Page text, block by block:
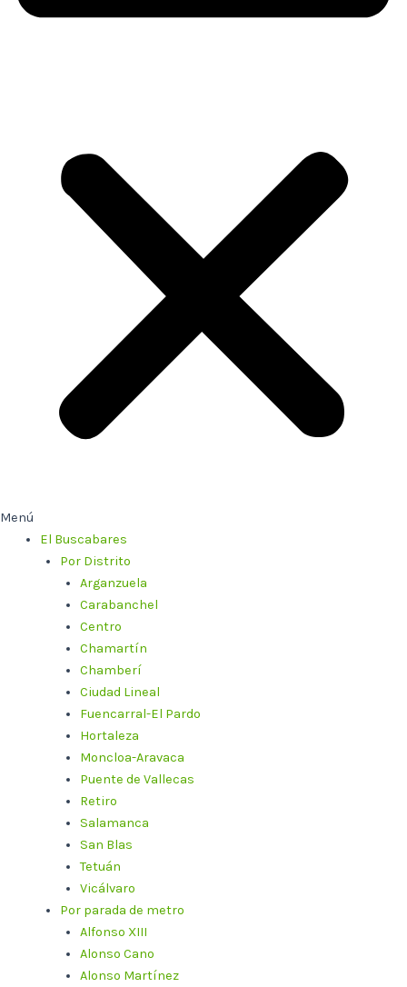
Menú
El Buscabares
Por Distrito
Arganzuela
Carabanchel
Centro
Chamartín
Chamberí
Ciudad Lineal
Fuencarral-El Pardo
Hortaleza
Moncloa-Aravaca
Puente de Vallecas
Retiro
Salamanca
San Blas
Tetuán
Vicálvaro
Por parada de metro
Alfonso XIII
Alonso Cano
Alonso Martínez